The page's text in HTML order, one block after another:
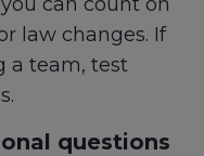
law changes. If
a team, test
questions